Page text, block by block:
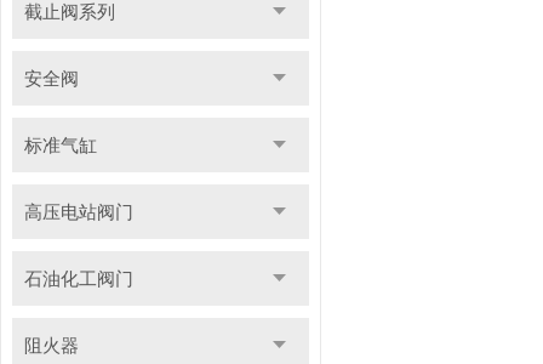
截止阀系列
安全阀
标准气缸
高压电站阀门
石油化工阀门
阻火器